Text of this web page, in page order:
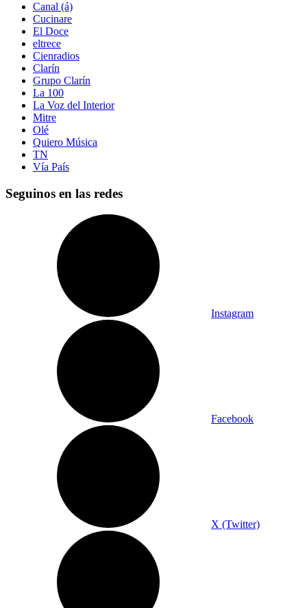
Canal (á)
Cucinare
El Doce
eltrece
Cienradios
Clarín
Grupo Clarín
La 100
La Voz del Interior
Mitre
Olé
Quiero Música
TN
Vía País
Seguinos en las redes
Instagram
Facebook
X (Twitter)